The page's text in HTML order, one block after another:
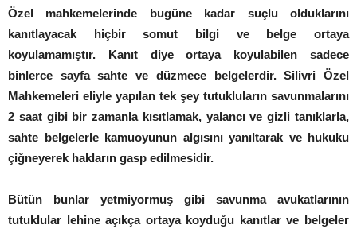
Özel mahkemelerinde bugüne kadar suçlu olduklarını
kanıtlayacak hiçbir somut bilgi ve belge ortaya
koyulamamıştır. Kanıt diye ortaya koyulabilen sadece
binlerce sayfa sahte ve düzmece belgelerdir. Silivri Özel
Mahkemeleri eliyle yapılan tek şey tutukluların savunmalarını
2 saat gibi bir zamanla kısıtlamak, yalancı ve gizli tanıklarla,
sahte belgelerle kamuoyunun algısını yanıltarak ve hukuku
çiğneyerek hakların gasp edilmesidir.
Bütün bunlar yetmiyormuş gibi savunma avukatlarının
tutuklular lehine açıkça ortaya koyduğu kanıtlar ve belgeler